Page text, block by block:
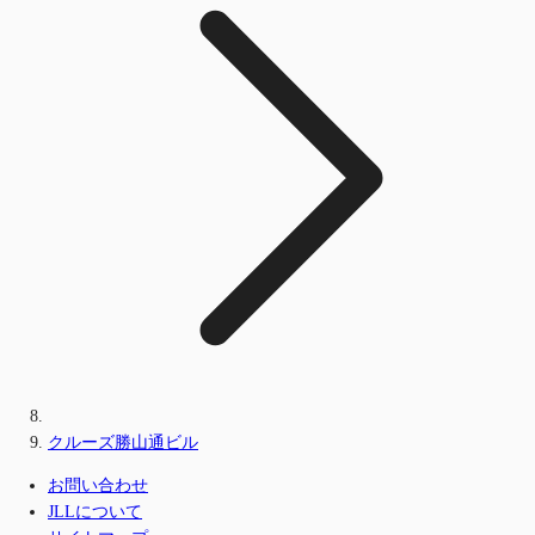
クルーズ勝山通ビル
お問い合わせ
JLLについて